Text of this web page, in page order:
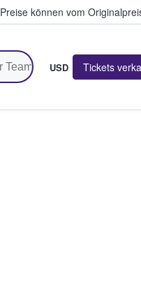
Preise können vom
USD Tickets